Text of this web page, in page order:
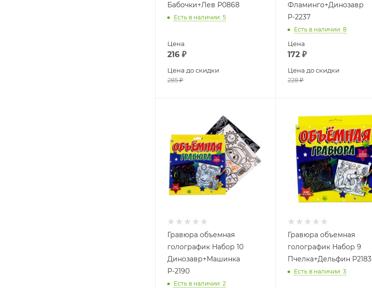
Бабочки+Лев Р0868
Есть в наличии: 5
Цена
216 ₽
Цена до скидки
285₽
Фламинго+Динозавр
Р-2237
Есть в наличии: 8
Цена
172 ₽
Цена до скидки
228₽
Гравюра объемная
голографик Набор 10
Динозавр+Машинка
Р-2190
Есть в наличии: 2
Гравюра объемная
голографик Набор 9
Пчелка+Дельфин Р2183
Есть в наличии: 3